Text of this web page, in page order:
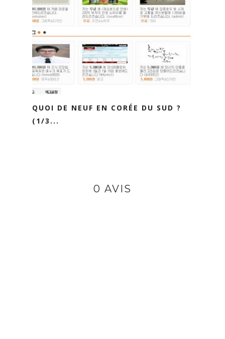
QUOI DE NEUF EN CORÉE DU SUD ?
(1/3...
0 AVIS